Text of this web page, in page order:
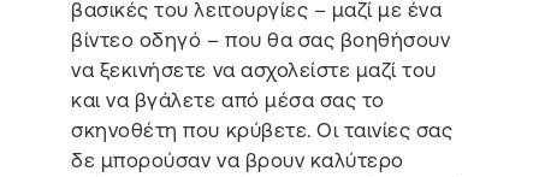
βασικές του λειτουργίες – μαζί με ένα
βίντεο οδηγό – που θα σας βοηθήσουν
να ξεκινήσετε να ασχολείστε μαζί του
και να βγάλετε από μέσα σας το
σκηνοθέτη που κρύβετε. Οι ταινίες σας
δε μπορούσαν να βρουν καλύτερο